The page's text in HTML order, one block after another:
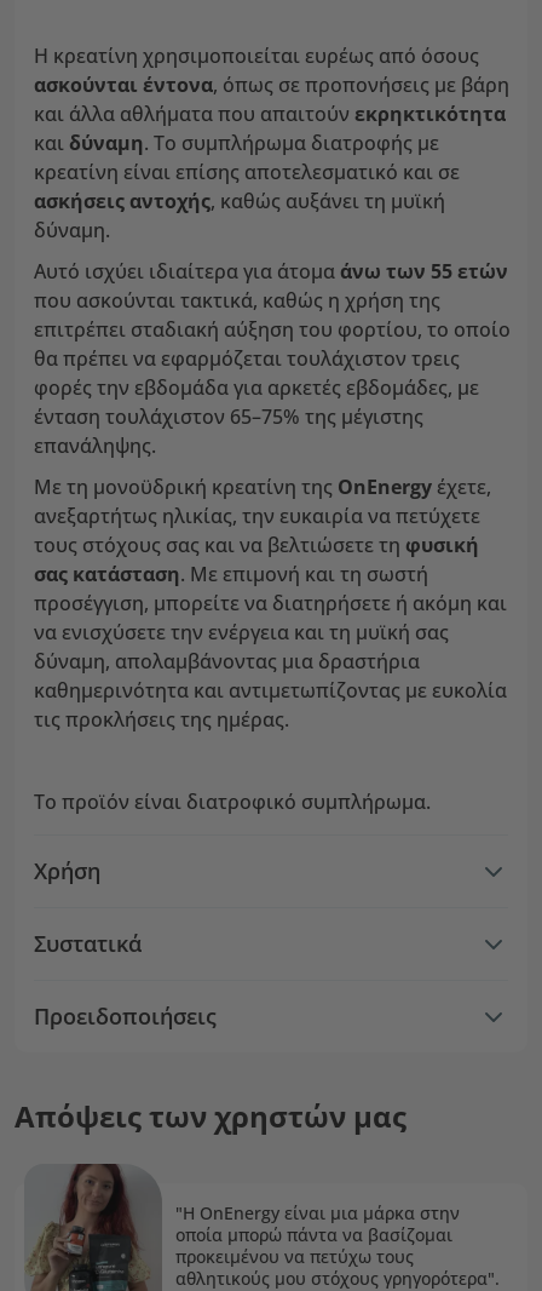
Η κρεατίνη χρησιμοποιείται ευρέως από όσους
ασκούνται έντονα, όπως σε προπονήσεις με βάρη
και άλλα αθλήματα που απαιτούν εκρηκτικότητα
και δύναμη. Το συμπλήρωμα διατροφής με
κρεατίνη είναι επίσης αποτελεσματικό και σε
ασκήσεις αντοχής, καθώς αυξάνει τη μυϊκή
δύναμη.
Αυτό ισχύει ιδιαίτερα για άτομα άνω των 55 ετών
που ασκούνται τακτικά, καθώς η χρήση της
επιτρέπει σταδιακή αύξηση του φορτίου, το οποίο
θα πρέπει να εφαρμόζεται τουλάχιστον τρεις
φορές την εβδομάδα για αρκετές εβδομάδες, με
ένταση τουλάχιστον 65–75% της μέγιστης
επανάληψης.
Με τη μονοϋδρική κρεατίνη της OnEnergy έχετε,
ανεξαρτήτως ηλικίας, την ευκαιρία να πετύχετε
τους στόχους σας και να βελτιώσετε τη φυσική
σας κατάσταση. Με επιμονή και τη σωστή
προσέγγιση, μπορείτε να διατηρήσετε ή ακόμη και
να ενισχύσετε την ενέργεια και τη μυϊκή σας
δύναμη, απολαμβάνοντας μια δραστήρια
καθημερινότητα και αντιμετωπίζοντας με ευκολία
τις προκλήσεις της ημέρας.
Το προϊόν είναι διατροφικό συμπλήρωμα.
Χρήση
Συστατικά
Προειδοποιήσεις
Απόψεις των χρηστών μας
"Η OnEnergy είναι μια μάρκα στην
οποία μπορώ πάντα να βασίζομαι
προκειμένου να πετύχω τους
αθλητικούς μου στόχους γρηγορότερα".